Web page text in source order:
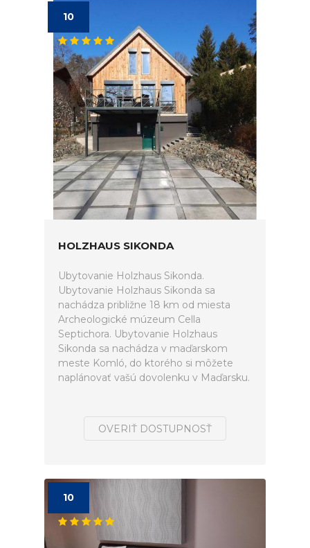
10
HOLZHAUS SIKONDA
Ubytovanie Holzhaus Sikonda.
Ubytovanie Holzhaus Sikonda sa
nachádza približne 18 km od miesta
Archeologické múzeum Cella
Septichora. Ubytovanie Holzhaus
Sikonda sa nachádza v maďarskom
meste Komló, do ktorého si môžete
naplánovať vašú dovolenku v Maďarsku.
OVERIŤ DOSTUPNOSŤ
10